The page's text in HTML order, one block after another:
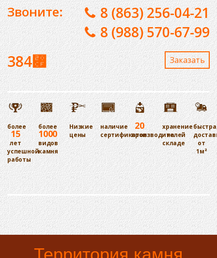
Звоните:
8 (863) 256-04-21
8 (988) 570-67-99
384⃏ Заказaть
более
15
лет
успешной
работы
более
1000
видов
камня
Низкие
цены
наличие
сертификатов
20
производителей
хранение
на
складе
от
1м²